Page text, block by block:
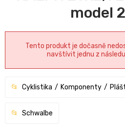
model
Tento produkt je dočasně
navštívit jednu z
Cyklistika Komponenty
Schwalbe